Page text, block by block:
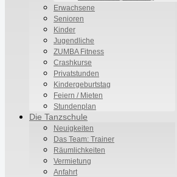
Erwachsene
Senioren
Kinder
Jugendliche
ZUMBA Fitness
Crashkurse
Privatstunden
Kindergeburtstag
Feiern / Mieten
Stundenplan
Die Tanzschule
Neuigkeiten
Das Team: Trainer
Räumlichkeiten
Vermietung
Anfahrt